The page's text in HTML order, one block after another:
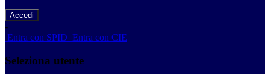
-
Entra con SPID Entra con CIE
Seleziona utente